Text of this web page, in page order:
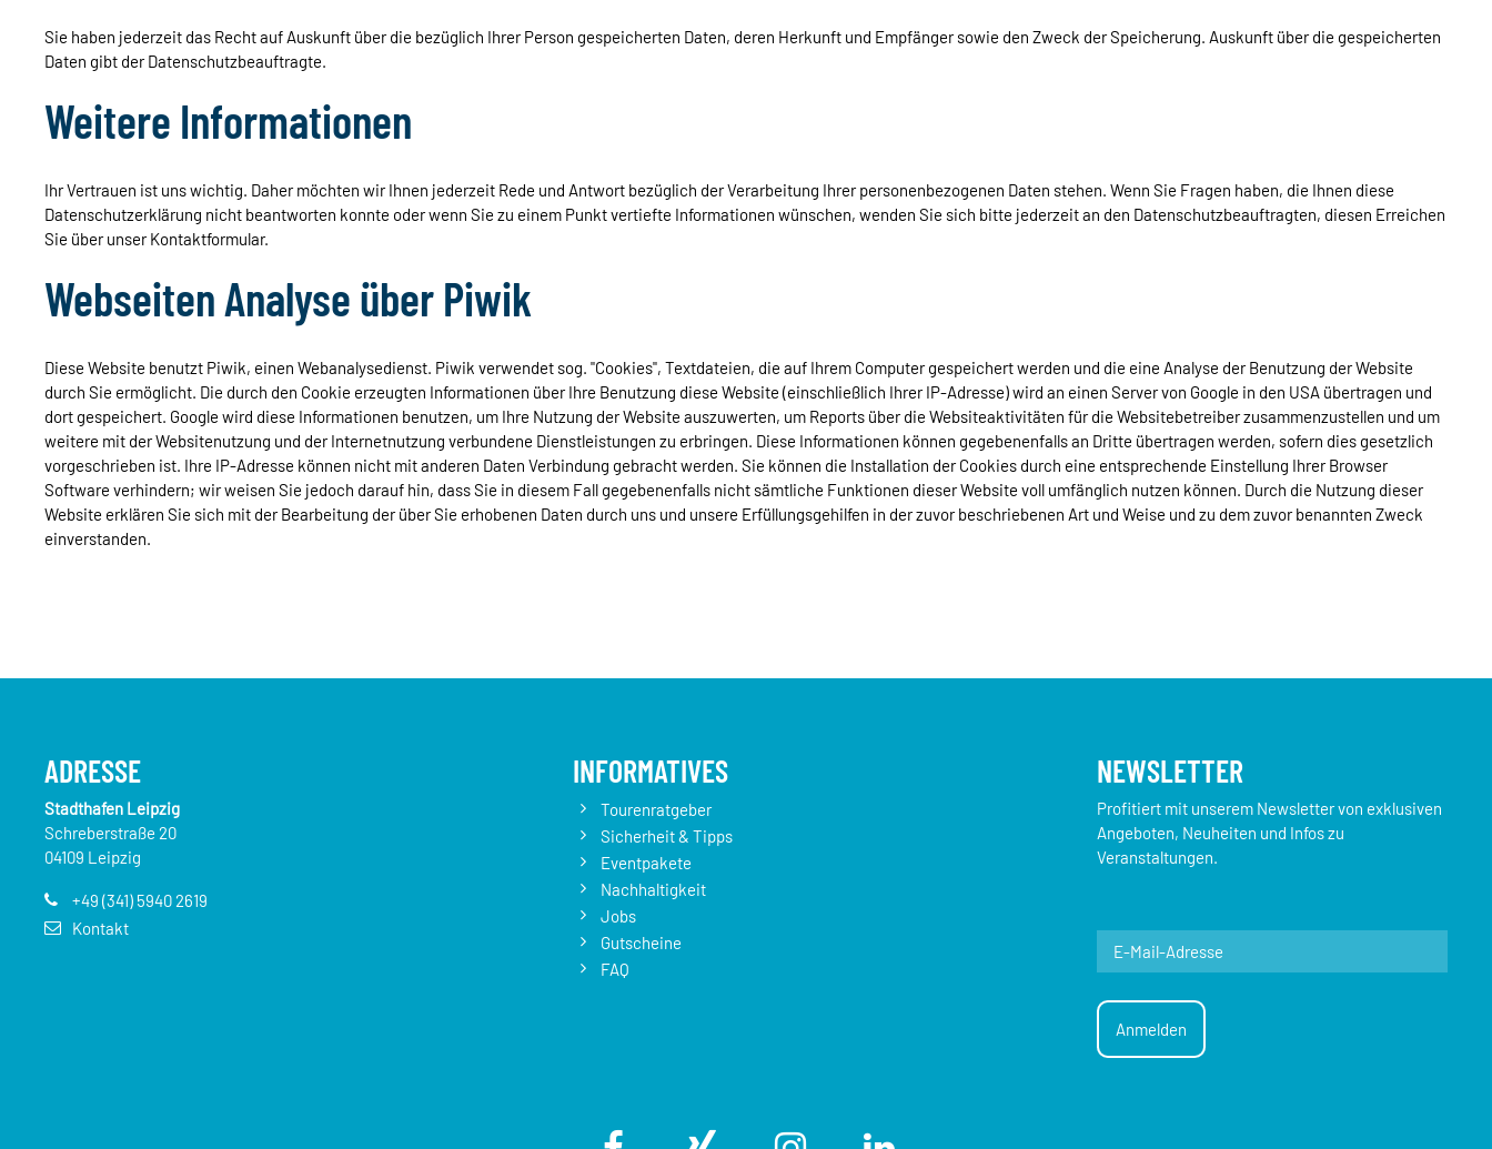
Sie haben jederzeit das Recht auf Auskunft über die bezüglich Ihrer Person gespeicherten Daten, deren Herkunft und Empfänger sowie den Zweck der Speicherung. Auskunft über die gespeicherten
Daten gibt der Datenschutzbeauftragte.
Weitere Informationen
Ihr Vertrauen ist uns wichtig. Daher möchten wir Ihnen jederzeit Rede und Antwort bezüglich der Verarbeitung Ihrer personenbezogenen Daten stehen. Wenn Sie Fragen haben, die Ihnen diese
Datenschutzerklärung nicht beantworten konnte oder wenn Sie zu einem Punkt vertiefte Informationen wünschen, wenden Sie sich bitte jederzeit an den Datenschutzbeauftragten, diesen Erreichen
Sie über unser Kontaktformular.
Webseiten Analyse über Piwik
Diese Website benutzt Piwik, einen Webanalysedienst. Piwik verwendet sog. "Cookies", Textdateien, die auf Ihrem Computer gespeichert werden und die eine Analyse der Benutzung der Website
durch Sie ermöglicht. Die durch den Cookie erzeugten Informationen über Ihre Benutzung diese Website (einschließlich Ihrer IP-Adresse) wird an einen Server von Google in den USA übertragen und
dort gespeichert. Google wird diese Informationen benutzen, um Ihre Nutzung der Website auszuwerten, um Reports über die Websiteaktivitäten für die Websitebetreiber zusammenzustellen und um
weitere mit der Websitenutzung und der Internetnutzung verbundene Dienstleistungen zu erbringen. Diese Informationen können gegebenenfalls an Dritte übertragen werden, sofern dies gesetzlich
vorgeschrieben ist. Ihre IP-Adresse können nicht mit anderen Daten Verbindung gebracht werden. Sie können die Installation der Cookies durch eine entsprechende Einstellung Ihrer Browser
Software verhindern; wir weisen Sie jedoch darauf hin, dass Sie in diesem Fall gegebenenfalls nicht sämtliche Funktionen dieser Website voll umfänglich nutzen können. Durch die Nutzung dieser
Website erklären Sie sich mit der Bearbeitung der über Sie erhobenen Daten durch uns und unsere Erfüllungsgehilfen in der zuvor beschriebenen Art und Weise und zu dem zuvor benannten Zweck
einverstanden.
ADRESSE
Stadthafen Leipzig
Schreberstraße 20
04109 Leipzig
+49 (341) 5940 2619
Kontakt
INFORMATIVES
Tourenratgeber
Sicherheit & Tipps
Eventpakete
Nachhaltigkeit
Jobs
Gutscheine
FAQ
NEWSLETTER
Profitiert mit unserem Newsletter von exklusiven
Angeboten, Neuheiten und Infos zu
Veranstaltungen.